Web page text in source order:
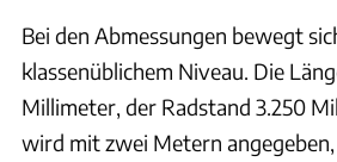
Bei den Abmessungen bewegt
klassenüblichem Niveau. Die
Millimeter, der Radstand 3.250
wird mit zwei Metern